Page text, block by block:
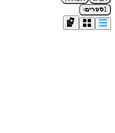
1ספרים›